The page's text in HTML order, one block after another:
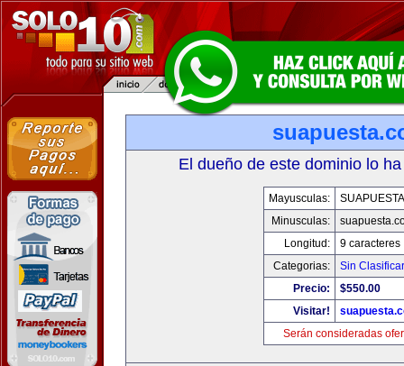
El dueño de este dominio lo
Mayusculas:
Minusculas:
Longitud:
9 caracteres
Categorias:
Sin Clasificar
Precio:
$550.00
Visitar!
Serán consideradas